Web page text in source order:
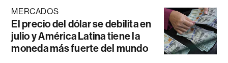
MERCADOS
El precio del dólar se debilita en
julio y América Latina tiene la
moneda más fuerte del mundo